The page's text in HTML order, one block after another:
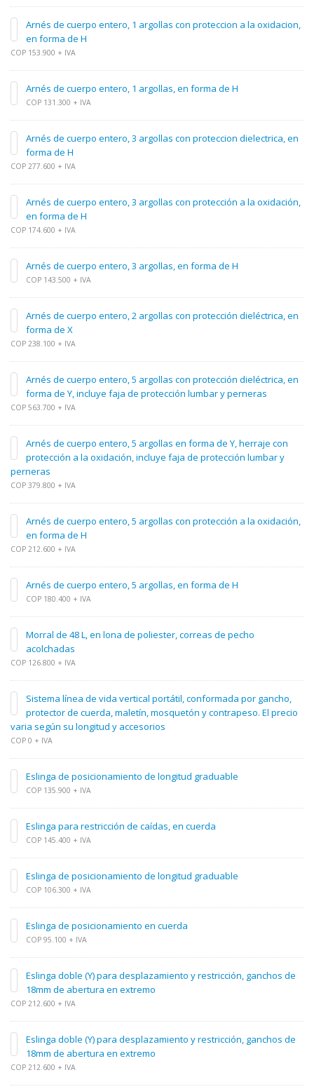
Arnés de cuerpo entero, 1 argollas con proteccion a la oxidacion,
en forma de H
COP 153.900 + IVA
Arnés de cuerpo entero, 1 argollas, en forma de H
COP 131.300 + IVA
Arnés de cuerpo entero, 3 argollas con proteccion dielectrica, en
forma de H
COP 277.600 + IVA
Arnés de cuerpo entero, 3 argollas con protección a la oxidación,
en forma de H
COP 174.600 + IVA
Arnés de cuerpo entero, 3 argollas, en forma de H
COP 143.500 + IVA
Arnés de cuerpo entero, 2 argollas con protección dieléctrica, en
forma de X
COP 238.100 + IVA
Arnés de cuerpo entero, 5 argollas con protección dieléctrica, en
forma de Y, incluye faja de protección lumbar y perneras
COP 563.700 + IVA
Arnés de cuerpo entero, 5 argollas en forma de Y, herraje con
protección a la oxidación, incluye faja de protección lumbar y
perneras
COP 379.800 + IVA
Arnés de cuerpo entero, 5 argollas con protección a la oxidación,
en forma de H
COP 212.600 + IVA
Arnés de cuerpo entero, 5 argollas, en forma de H
COP 180.400 + IVA
Morral de 48 L, en lona de poliester, correas de pecho
acolchadas
COP 126.800 + IVA
Sistema línea de vida vertical portátil, conformada por gancho,
protector de cuerda, maletín, mosquetón y contrapeso. El precio
varia según su longitud y accesorios
COP 0 + IVA
Eslinga de posicionamiento de longitud graduable
COP 135.900 + IVA
Eslinga para restricción de caídas, en cuerda
COP 145.400 + IVA
Eslinga de posicionamiento de longitud graduable
COP 106.300 + IVA
Eslinga de posicionamiento en cuerda
COP 95.100 + IVA
Eslinga doble (Y) para desplazamiento y restricción, ganchos de
18mm de abertura en extremo
COP 212.600 + IVA
Eslinga doble (Y) para desplazamiento y restricción, ganchos de
18mm de abertura en extremo
COP 212.600 + IVA